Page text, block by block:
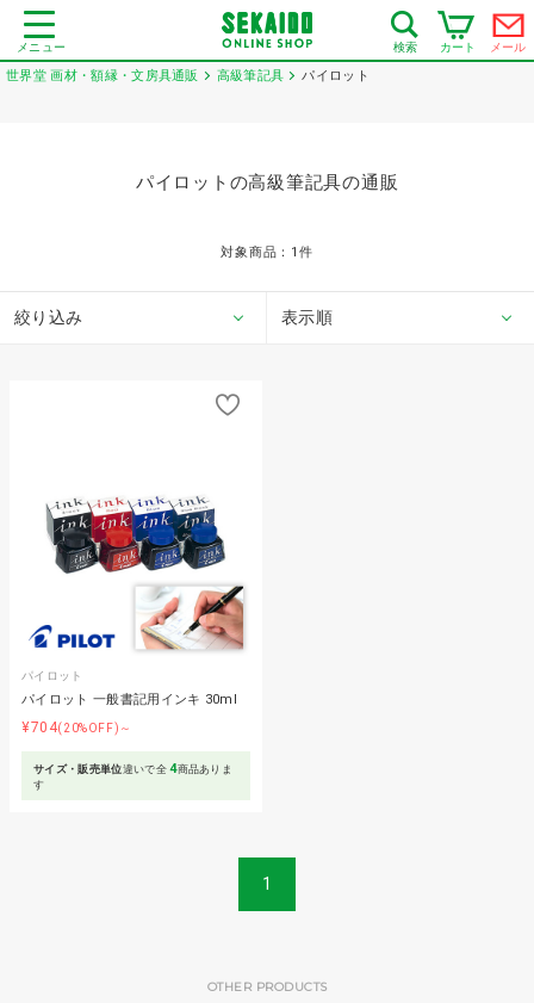
メニュー 検索 カート メール
世界堂 画材・額縁・文房具通販 高級筆記具 パイロット
パイロットの高級筆記具の通販
対象商品： 1 件
絞り込み 表示順
パイロット
パイロット 一般書記用インキ 30ml
¥704(20%OFF)～
サイズ・販売単位違いで全4商品ありま
す
1
OTHER PRODUCTS